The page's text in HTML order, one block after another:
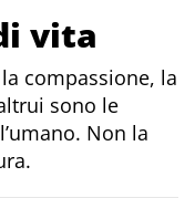
vita
compassione, la
sono le
Non la